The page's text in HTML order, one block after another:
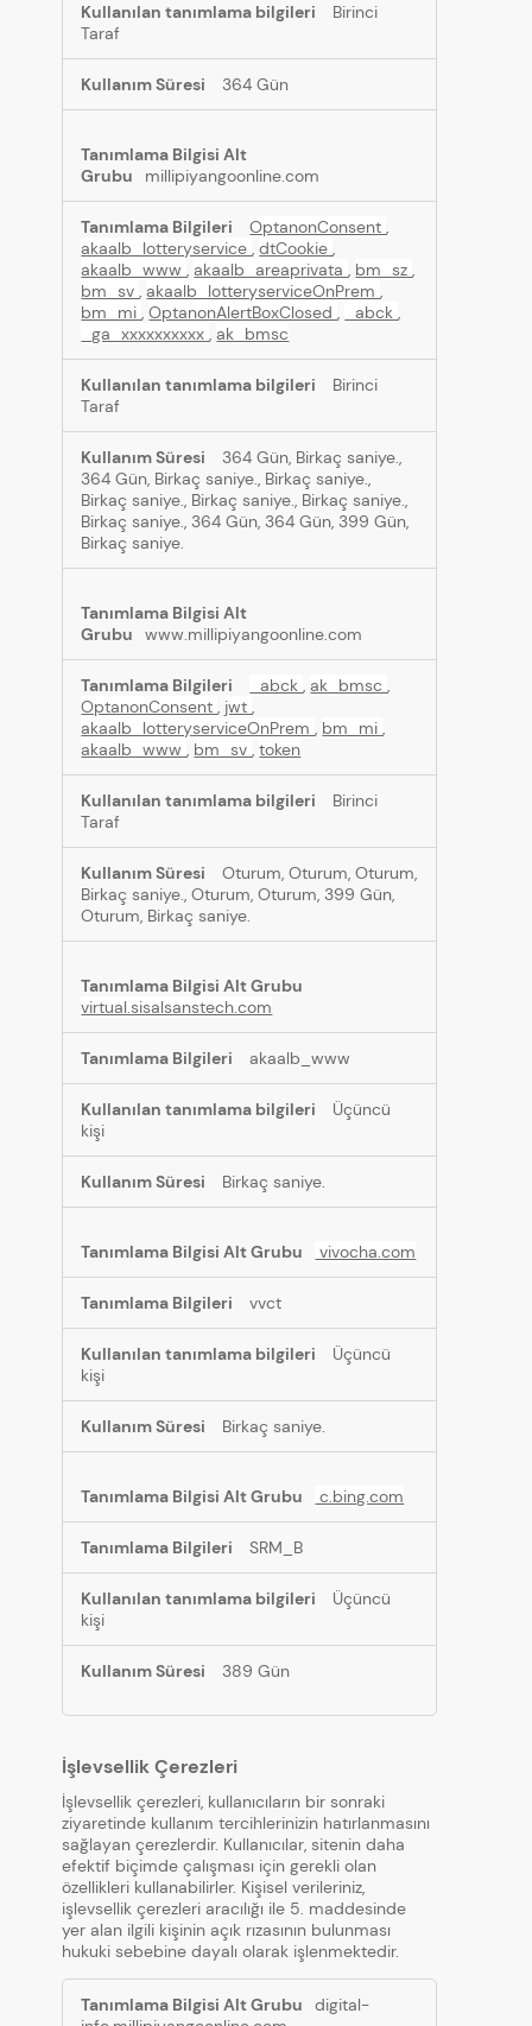
Birinci
Taraf
364 Gün
millipiyangoonline.com
OptanonConsent,
akaalb_lotteryservice,dtCookie,
akaalb_www,akaalb_areaprivata, bm_sz,
bm_sv,akaalb_lotteryserviceOnPrem,
bm_mi,OptanonAlertBoxClosed, _abck,
_ga_xxxxxxxxxx,ak_bmsc
Birinci
Taraf
364 Gün, Birkaç saniye.,
364 Gün, Birkaç saniye., Birkaç saniye.,
Birkaç saniye., Birkaç saniye., Birkaç saniye.,
Birkaç saniye., 364 Gün, 364 Gün, 399 Gün,
Birkaç saniye.
www.millipiyangoonline.com
_abck,ak_bmsc,
OptanonConsent, jwt,
akaalb_lotteryserviceOnPrem, bm_mi,
akaalb_www, bm_sv,token
Birinci
Taraf
Oturum, Oturum, Oturum,
Birkaç saniye., Oturum, Oturum, 399 Gün,
Oturum, Birkaç saniye.
virtual.sisalsanstech.com
akaalb_www
Üçüncü
kişi
Birkaç saniye.
vivocha.com
vvct
Üçüncü
kişi
Birkaç saniye.
c.bing.com
SRM_B
Üçüncü
kişi
389 Gün
İşlevsellik Çerezleri
İşlevsellik çerezleri, kullanıcıların bir sonraki
ziyaretinde kullanım tercihlerinizin hatırlanmasını
sağlayan çerezlerdir. Kullanıcılar, sitenin daha
efektif biçimde çalışması için gerekli olan
özellikleri kullanabilirler. Kişisel verileriniz,
işlevsellik çerezleri aracılığı ile 5. maddesinde
yer alan ilgili kişinin açık rızasının bulunması
hukuki sebebine dayalı olarak işlenmektedir.
Çerezleri
digital-